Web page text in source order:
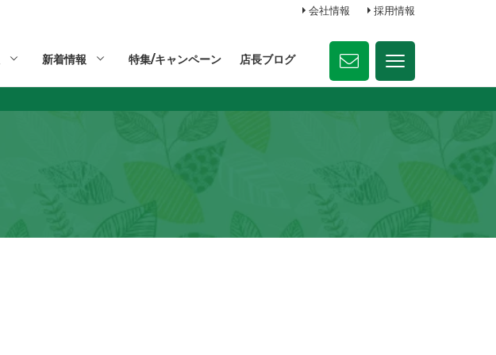
会社情報 採用情報
新着情報 特集/キャンペーン 店長ブログ